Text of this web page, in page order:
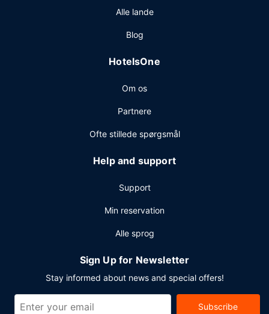
serveres på hverdage fra kl. 07.00 til kl. 10.00 og i
Gæsterne har blandt andet adgang til
bagageopbevaring. Dette hotel har 9 møde- og
Alle lande
Blog
HotelsOne
Om os
Partnere
Ofte stillede spørgsmål
Help and support
Support
Min reservation
Alle sprog
Sign Up for Newsletter
Stay informed about news and special offers!
Subscribe